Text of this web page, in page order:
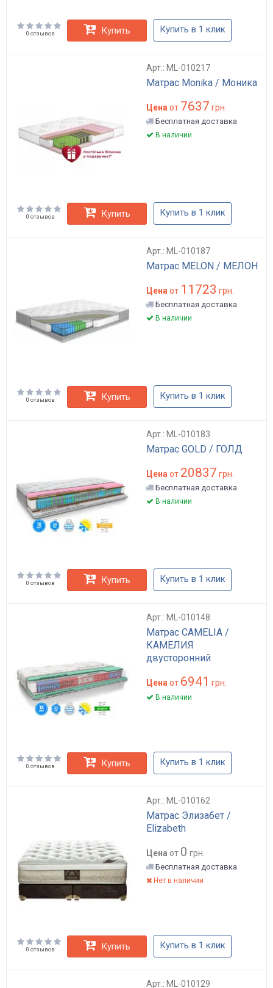
0 отзывов Купить Купить в 1 клик
Арт.: ML-010217
Матрас Monika / Моника
Цена от 7637 грн.
Бесплатная доставка
В наличии
0 отзывов Купить Купить в 1 клик
Арт.: ML-010187
Матрас MELON / МЕЛОН
Цена от 11723 грн.
Бесплатная доставка
В наличии
0 отзывов Купить Купить в 1 клик
Арт.: ML-010183
Матрас GOLD / ГОЛД
Цена от 20837 грн.
Бесплатная доставка
В наличии
0 отзывов Купить Купить в 1 клик
Арт.: ML-010148
Матрас CAMELIA /
КАМЕЛИЯ
двусторонний
Цена от 6941 грн.
В наличии
0 отзывов Купить Купить в 1 клик
Арт.: ML-010162
Матрас Элизабет /
Elizabeth
Цена от 0 грн.
Бесплатная доставка
Нет в наличии
0 отзывов Купить Купить в 1 клик
Арт.: ML-010129